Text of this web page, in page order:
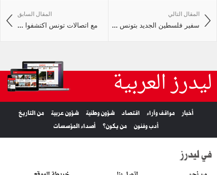
المقال السابق
مع اتصالات تونس اكتشفوا ...
المقال التالي
سفير فلسطين الجديد بتونس ...
ليدرز العربية
أخبار مواقف وآراء اقتصاد شؤون وطنية شؤون عربية
من التاريخ
أدب وفنون
من يكون؟ أصداء المؤسسات
في ليدرز